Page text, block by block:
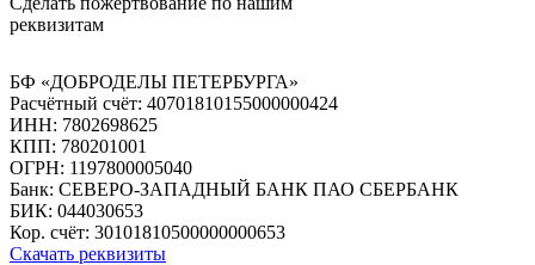
реквизитам
БФ «ДОБРОДЕЛЫ ПЕТЕРБУРГА»
Расчётный счёт: 40701810155000000424
ИНН: 7802698625
КПП: 780201001
ОГРН: 1197800005040
Банк: СЕВЕРО-ЗАПАДНЫЙ БАНК ПАО СБЕРБАНК
БИК: 044030653
Кор. счёт: 30101810500000000653
Скачать реквизиты